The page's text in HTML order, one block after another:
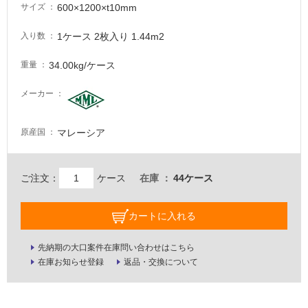
サイズ 600×1200×t10mm
入り数 1ケース 2枚入り 1.44m2
重量 34.00kg/ケース
メーカー
原産国 マレーシア
ご注文： ケース 在庫 44ケース
カートに入れる
先納期の大口案件在庫問い合わせはこちら
在庫お知らせ登録
返品・交換について
し
い
い
屋
内
壁・
壁